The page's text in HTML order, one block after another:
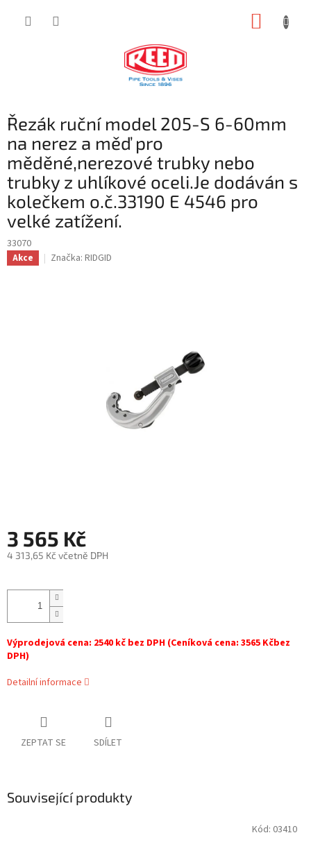
Řezák ruční model 205-S 6-60mm
na nerez a měď pro
měděné,nerezové trubky nebo
trubky z uhlíkové oceli.Je dodáván s
kolečkem o.č.33190 E 4546 pro
velké zatížení.
33070
Akce Značka: RIDGID
3 565 Kč
4 313,65 Kč včetně DPH
cena:
Výprodejová cena: 2540 kč bez DPH (Ceníková cena: 3565 Kčbez
DPH)
Detailní informace
ZEPTAT SE SDÍLET
Související produkty
Kód: 03410